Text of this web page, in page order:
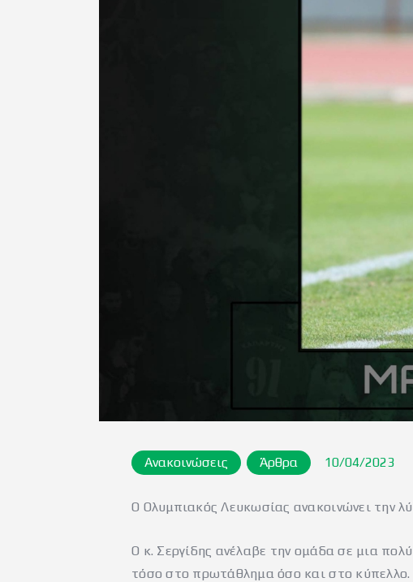
Ανακοινώσεις Άρθρα 10/04/2023
Ο Ολυμπιακός Λευκωσίας ανακοινώνει την
Ο κ. Σεργίδης ανέλαβε την ομάδα σε μια
τόσο στο πρωτάθλημα όσο και στο κύπελλο.